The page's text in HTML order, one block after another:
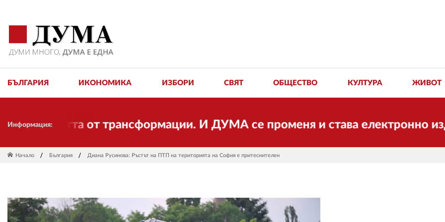
БЪЛГАРИЯ ИКОНОМИКА ИЗБОРИ СВЯТ ОБЩЕСТВО КУЛТУРА ЖИВОТ
Информация:от трансформации. И ДУМА се променя и става електронно
Начало България Диана Русинова: Ръстът на ПТП на територията на София е притеснителен